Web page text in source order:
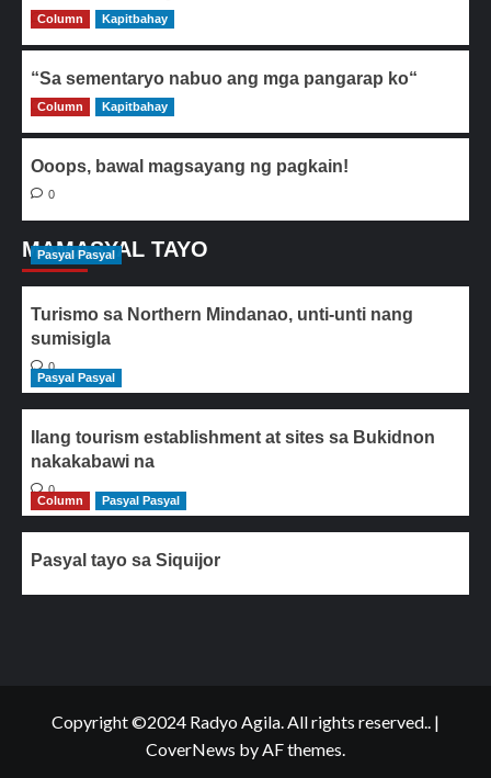
0
Column Kapitbahay
“Sa sementaryo nabuo ang mga pangarap ko“
0
Column Kapitbahay
Ooops, bawal magsayang ng pagkain!
0
MAMASYAL TAYO
Pasyal Pasyal
Turismo sa Northern Mindanao, unti-unti nang
sumisigla
0
Pasyal Pasyal
Ilang tourism establishment at sites sa Bukidnon
nakakabawi na
0
Column
Pasyal Pasyal
Pasyal tayo sa Siquijor
Copyright ©2024 Radyo Agila. All rights reserved.. |
CoverNews by AF themes.